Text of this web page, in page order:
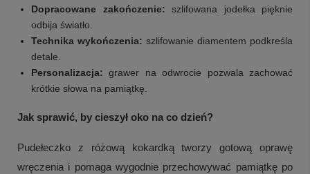
Dopracowane zakończenie: szlifowana jodełka pięknie
odbija światło.
Technika wykończenia: szlifowanie diamentem podkreśla
detale.
Personalizacja: grawer na odwrocie pozwala zachować
krótkie słowa na pamiątkę.
Jak sprawić, by cieszył oko na co dzień?
Pudełeczko z różową kokardką tworzy gotową oprawę
wręczenia i pomaga wygodnie przechowywać pamiątkę po